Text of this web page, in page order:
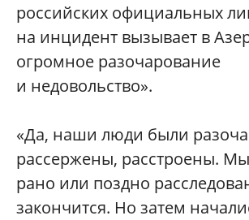
российских официальных
на инцидент вызывает в
огромное разочарование
и недовольство».
«Да, наши люди были
рассержены, расстроены.
рано или поздно
закончится. Но затем